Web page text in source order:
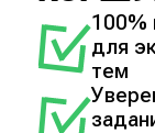
100%
для
тем